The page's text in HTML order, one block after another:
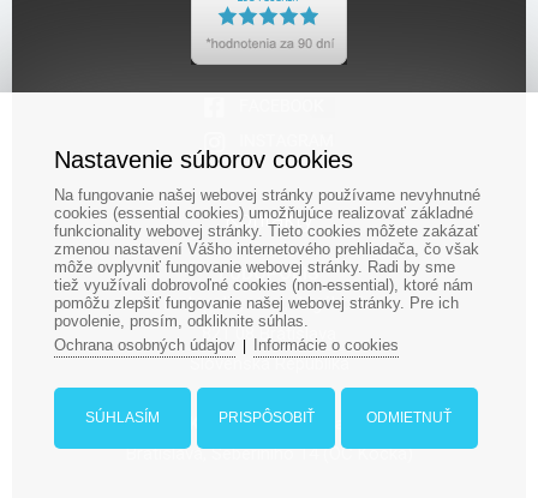
Kontakty
LUDOPOLIS
Ludopolis, s.r.o., Jégého 14
821 08 Bratislava
Slovenská Republika
Kamenná predajňa:
Bratislava, Seberíniho 14 (OC Kocka)
Nastavenie súborov cookies
Na fungovanie našej webovej stránky používame nevyhnutné
cookies (essential cookies) umožňujúce realizovať základné
funkcionality webovej stránky. Tieto cookies môžete zakázať
zmenou nastavení Vášho internetového prehliadača, čo však
môže ovplyvniť fungovanie webovej stránky. Radi by sme
tiež využívali dobrovoľné cookies (non-essential), ktoré nám
pomôžu zlepšiť fungovanie našej webovej stránky. Pre ich
povolenie, prosím, odkliknite súhlas.
Ochrana osobných údajov| Informácie o cookies
SÚHLASÍM PRISPÔSOBIŤ ODMIETNUŤ